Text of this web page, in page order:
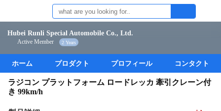
Hubei Runli Special Automobile Co., Ltd.
Active Member 2 Years
ホーム プロダクト プロフィール コンタクト
ラジコン プラットフォーム ロードレッカ 牽引クレーン付
き 99km/h